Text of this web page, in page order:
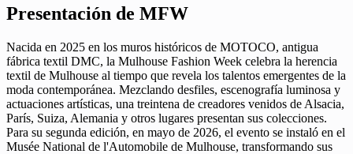
Presentación de MFW
Nacida en 2025 en los muros históricos de MOTOCO, antigua
fábrica textil DMC, la Mulhouse Fashion Week celebra la herencia
textil de Mulhouse al tiempo que revela los talentos emergentes de la
moda contemporánea. Mezclando desfiles, escenografía luminosa y
actuaciones artísticas, una treintena de creadores venidos de Alsacia,
París, Suiza, Alemania y otros lugares presentan sus colecciones.
Para su segunda edición, en mayo de 2026, el evento se instaló en el
Musée National de l'Automobile de Mulhouse, transformando sus